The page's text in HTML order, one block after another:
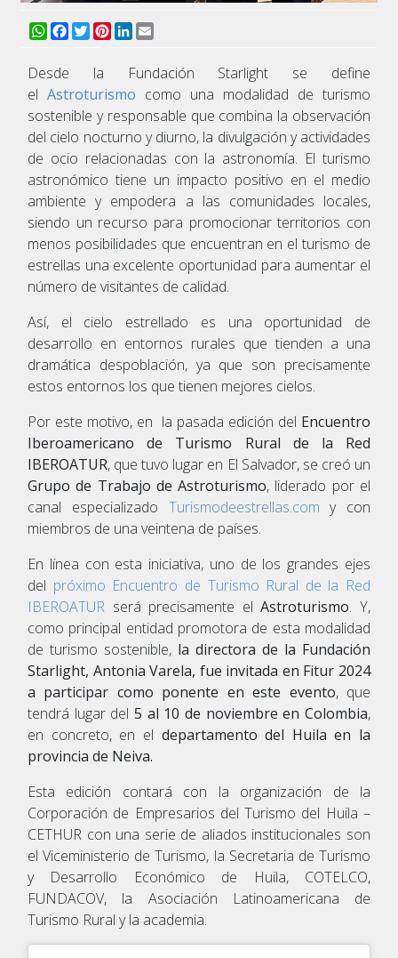
WhatsApp
Facebook
TwitterPinterest
LinkedIn
Desde la Fundación Starlight se define
el Astroturismo como una modalidad de turismo
sostenible y responsable que combina la observación
del cielo nocturno y diurno, la divulgación y actividades
de ocio relacionadas con la astronomía. El turismo
astronómico tiene un impacto positivo en el medio
ambiente y empodera a las comunidades locales,
siendo un recurso para promocionar territorios con
menos posibilidades que encuentran en el turismo de
estrellas una excelente oportunidad para aumentar el
número de visitantes de calidad.
Así, el cielo estrellado es una oportunidad de
desarrollo en entornos rurales que tienden a una
dramática despoblación, ya que son precisamente
estos entornos los que tienen mejores cielos.
Por este motivo, en la pasada edición del Encuentro
Iberoamericano de Turismo Rural de la Red
IBEROATUR, que tuvo lugar en El Salvador, se creó un
Grupo de Trabajo de Astroturismo, liderado por el
canal especializado Turismodeestrellas.com y con
miembros de una veintena de países.
En línea con esta iniciativa, uno de los grandes ejes
del próximo Encuentro de Turismo Rural de la Red
IBEROATUR será precisamente elAstroturismo. Y,
como principal entidad promotora de esta modalidad
de turismo sostenible, la directora de la Fundación
Starlight, Antonia Varela, fue invitada en Fitur 2024
a participar como ponente en este evento, que
tendrá lugar del 5 al 10 de noviembre en Colombia,
en concreto, en el departamento del Huila en la
provincia de Neiva.
Esta edición contará con la organización de la
Corporación de Empresarios del Turismo del Huila –
CETHUR con una serie de aliados institucionales son
el Viceministerio de Turismo, la Secretaria de Turismo
y Desarrollo Económico de Huila, COTELCO,
FUNDACOV, la Asociación Latinoamericana de
Turismo Rural y la academia.